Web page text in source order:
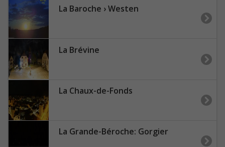
La Baroche › Westen
La Brévine
La Chaux-de-Fonds
La Grande-Béroche: Gorgier